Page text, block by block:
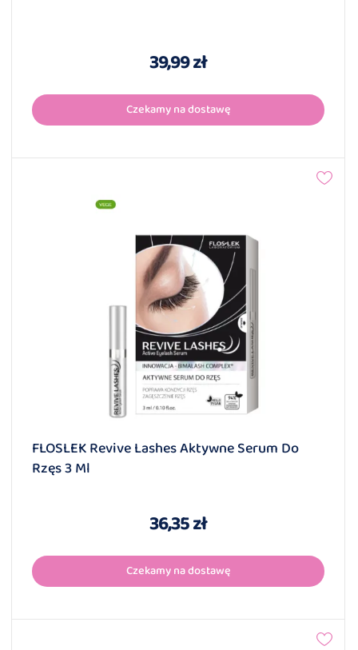
39,99 zł
Czekamy na dostawę
FLOSLEK Revive Lashes Aktywne Serum Do
Rzęs 3 Ml
36,35 zł
Czekamy na dostawę